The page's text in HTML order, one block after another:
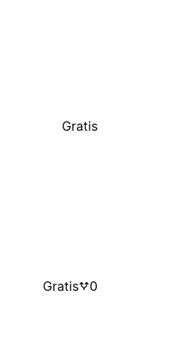
Gratis
Gratis 0